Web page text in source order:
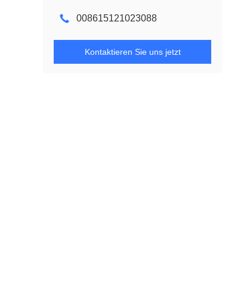
008615121023088
Kontaktieren Sie uns jetzt